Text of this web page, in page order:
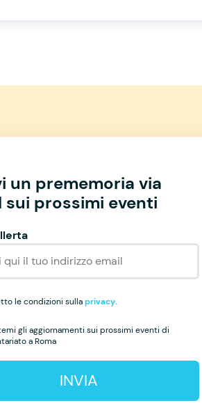
un prememoria via
sui prossimi eventi
le condizioni sullaprivacy.
gli aggiornamenti sui prossimi eventi di
a Roma
INVIA